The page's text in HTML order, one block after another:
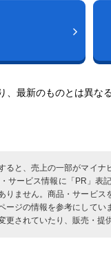
最新のものとは異な
と、売上の一部がマイ
サービス情報に「PR」
りません。商品・サービ
ージの情報を参考にして
されていたり、販売・提